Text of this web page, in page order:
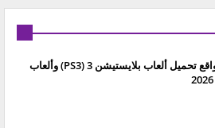
أفضل 5 مواقع تحميل ألعاب بلايستيشن 3 (PS3) وألعاب